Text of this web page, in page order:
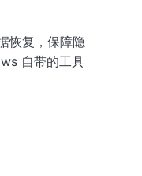
恢复，保障隐
自带的工具